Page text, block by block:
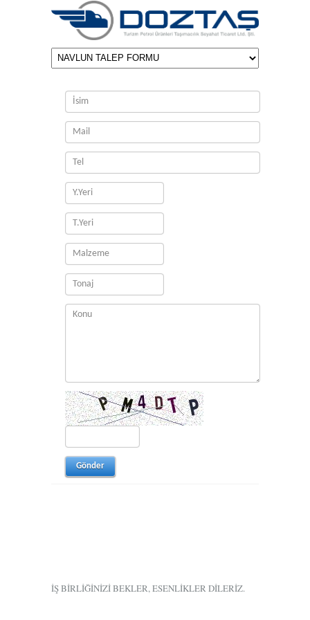
İŞ BİRLİĞİNİZİ BEKLER, ESENLİKLER DİLERİZ.